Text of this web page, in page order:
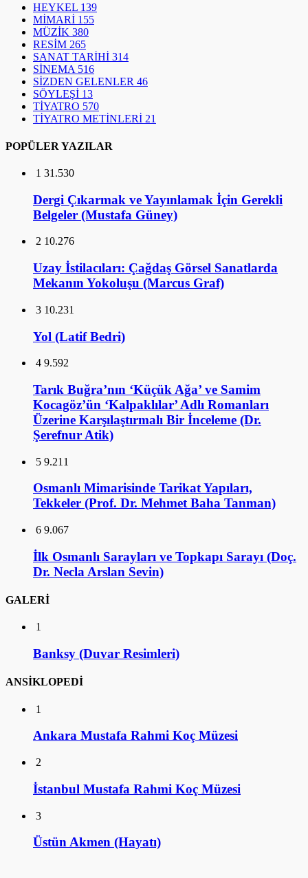
HEYKEL 139
MİMARİ 155
MÜZİK 380
RESİM 265
SANAT TARİHİ 314
SİNEMA 516
SİZDEN GELENLER 46
SÖYLEŞİ 13
TİYATRO 570
TİYATRO METİNLERİ 21
POPÜLER YAZILAR
1 31.530
Dergi Çıkarmak ve Yayınlamak İçin Gerekli
Belgeler (Mustafa Güney)
2 10.276
Uzay İstilacıları: Çağdaş Görsel Sanatlarda
Mekanın Yokoluşu (Marcus Graf)
3 10.231
Yol (Latif Bedri)
4 9.592
Tarık Buğra’nın ‘Küçük Ağa’ ve Samim
Kocagöz’ün ‘Kalpaklılar’ Adlı Romanları
Üzerine Karşılaştırmalı Bir İnceleme (Dr.
Şerefnur Atik)
5 9.211
Osmanlı Mimarisinde Tarikat Yapıları,
Tekkeler (Prof. Dr. Mehmet Baha Tanman)
6 9.067
İlk Osmanlı Sarayları ve Topkapı Sarayı (Doç.
Dr. Necla Arslan Sevin)
GALERİ
1
Banksy (Duvar Resimleri)
ANSİKLOPEDİ
1
Ankara Mustafa Rahmi Koç Müzesi
2
İstanbul Mustafa Rahmi Koç Müzesi
3
Üstün Akmen (Hayatı)